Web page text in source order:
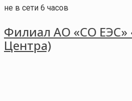
не в сети 6 часов
Филиал АО «СО ЕЭС»
Центра)